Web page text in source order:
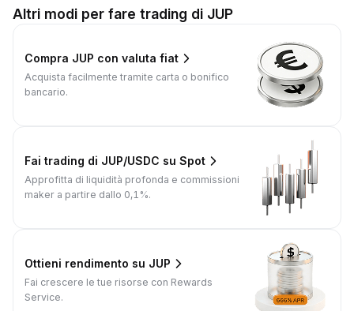
Altri modi per fare trading di JUP
Compra JUP con valuta fiat
Acquista facilmente tramite carta o bonifico
bancario.
Fai trading di JUP/USDC su Spot
Approfitta di liquidità profonda e commissioni
maker a partire dallo 0,1%.
Ottieni rendimento su JUP
Fai crescere le tue risorse con Rewards
Service.